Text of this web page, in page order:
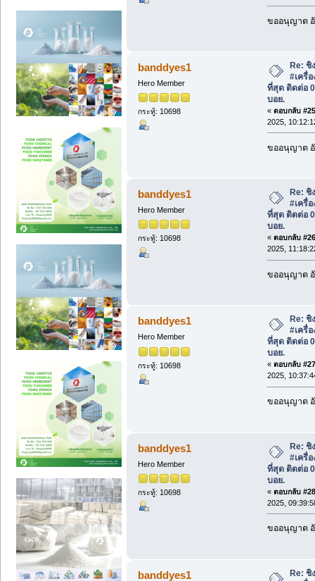
ขออนุญาต
banddyes1
Hero Member
กระทู้: 10698
Re: ชิ
#เครื่
ที่สุด ติดต่อ
บอย.
« ตอบกลับ
2025,
ขออนุญาต
banddyes1
Hero Member
กระทู้: 10698
Re: ชิ
#เครื่
ที่สุด ติดต่อ
บอย.
« ตอบกลับ
2025,
ขออนุญาต
banddyes1
Hero Member
กระทู้: 10698
Re: ชิ
#เครื่
ที่สุด ติดต่อ
บอย.
« ตอบกลับ
2025,
ขออนุญาต
banddyes1
Hero Member
กระทู้: 10698
Re: ชิ
#เครื่
ที่สุด ติดต่อ
บอย.
« ตอบกลับ
2025,
ขออนุญาต
banddyes1
Re: ชิ